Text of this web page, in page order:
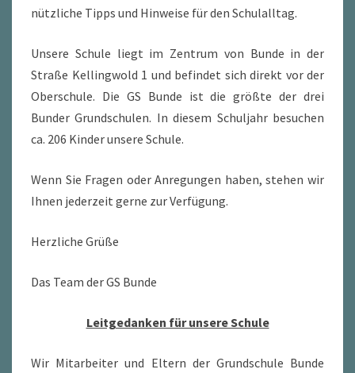
nützliche Tipps und Hinweise für den Schulalltag.
Unsere Schule liegt im Zentrum von Bunde in der
Straße Kellingwold 1 und befindet sich direkt vor der
Oberschule. Die GS Bunde ist die größte der drei
Bunder Grundschulen. In diesem Schuljahr besuchen
ca. 206 Kinder unsere Schule.
Wenn Sie Fragen oder Anregungen haben, stehen wir
Ihnen jederzeit gerne zur Verfügung.
Herzliche Grüße
Das Team der GS Bunde
Leitgedanken für unsere Schule
Wir Mitarbeiter und Eltern der Grundschule Bunde